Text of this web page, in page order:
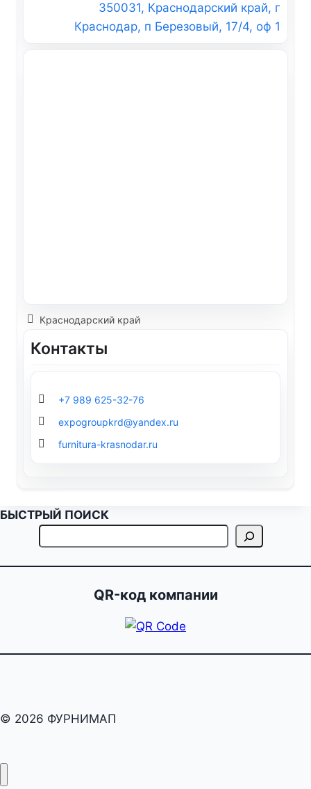
350031, Краснодарский край, г
Краснодар, п Березовый, 17/4, оф 1
Краснодарский край
Контакты
+7 989 625-32-76
expogroupkrd@yandex.ru
furnitura-krasnodar.ru
БЫСТРЫЙ ПОИСК
QR-код компании
© 2026 ФУРНИМАП